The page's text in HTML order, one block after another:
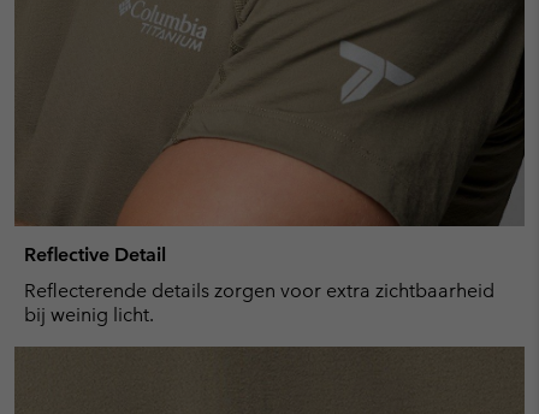
Reflective Detail
Reflecterende details zorgen voor extra zichtbaarheid
bij weinig licht.